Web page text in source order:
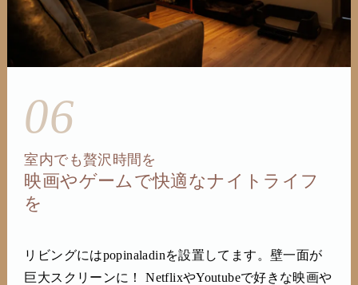
06
室内でも贅沢時間を
映画やゲームで快適なナイトライフ
を
リビングにはpopinaladinを設置してます。壁一面が
巨大スクリーンに！ NetflixやYoutubeで好きな映画や